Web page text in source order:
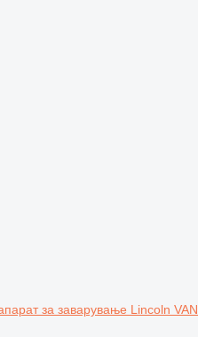
за заварување Lincoln